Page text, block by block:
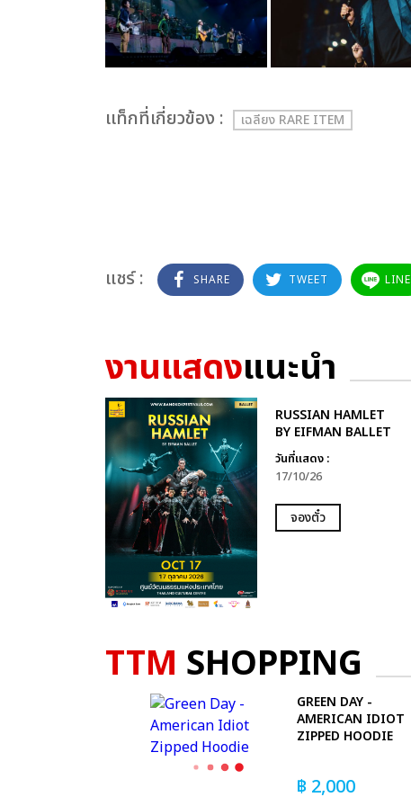
เเท็กที่เกี่ยวข้อง : เฉลียง RARE ITEM
แชร์ : SHARE TWEET LINE
งานแสดงแนะนำ
RUSSIAN HAMLET
BY EIFMAN BALLET
วันที่แสดง :
17/10/26
จองตั๋ว
TTM SHOPPING
GREEN DAY -
AMERICAN IDIOT
ZIPPED HOODIE
฿ 2,000